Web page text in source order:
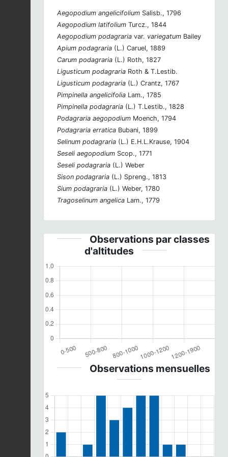
Aegopodium angelicifolium Salisb., 1796
Aegopodium latifolium Turcz., 1844
Aegopodium podagraria var. variegatum Bailey
Apium podagraria (L.) Caruel, 1889
Carum podagraria (L.) Roth, 1827
Ligusticum podagraria Roth & T.Lestib.
Ligusticum podagraria (L.) Crantz, 1767
Pimpinella angelicifolia Lam., 1785
Pimpinella podagraria (L.) T.Lestib., 1828
Podagraria aegopodium Moench, 1794
Podagraria erratica Bubani, 1899
Selinum podagraria (L.) E.H.L.Krause, 1904
Seseli aegopodium Scop., 1771
Seseli podagraria (L.) Weber
Sison podagraria (L.) Spreng., 1813
Sium podagraria (L.) Weber, 1780
Tragoselinum angelica Lam., 1779
Observations par classes
d'altitudes
Observations mensuelles